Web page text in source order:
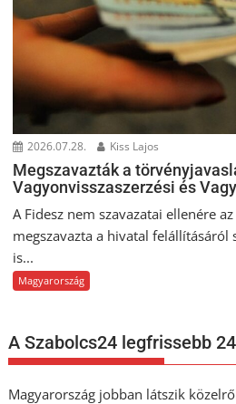
2026.07.28. Kiss Lajos
Megszavazták a
Vagyonvisszaszerzési és
A Fidesz nem szavazatai ellenére
megszavazta a hivatal felállításáról
is...
Magyarország
A Szabolcs24 legfrissebb
Magyarország jobban látszik